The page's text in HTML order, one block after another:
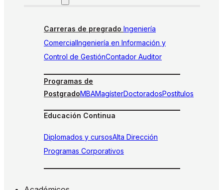
Carreras de pregrado Ingeniería
ComercialIngeniería en Información y
Control de GestiónContador Auditor
Programas de
PostgradoMBAMagísterDoctoradosPostítulos
Educación Continua
Diplomados y cursosAlta Dirección
Programas Corporativos